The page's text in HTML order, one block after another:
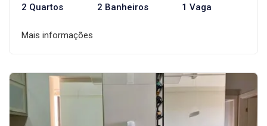
2 Quartos 2 Banheiros 1 Vaga
Mais informações